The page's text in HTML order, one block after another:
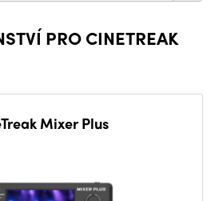
PRO CINETREAK
Mixer Plus